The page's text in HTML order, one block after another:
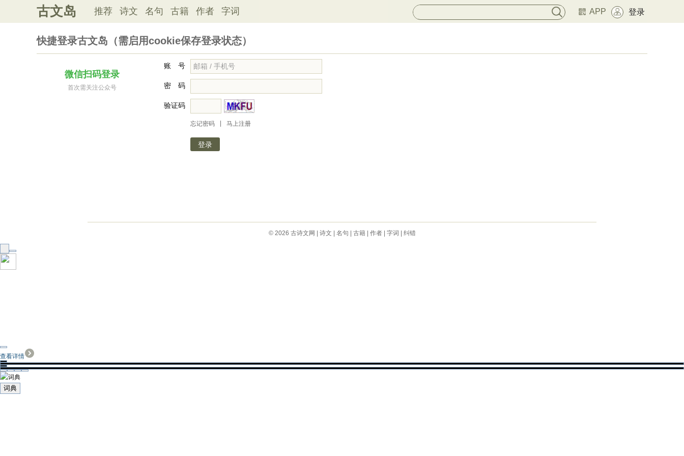
古文岛 推荐 诗文 名句 古籍 作者 字词 APP 登录
快捷登录古文岛（需启用cookie保存登录状态）
微信扫码登录
首次需关注公众号
账 号
密 码
验证码
忘记密码 马上注册
© 2026 古诗文网 诗文 名句 古籍| 作者| 字词 纠错
查看详情
词典